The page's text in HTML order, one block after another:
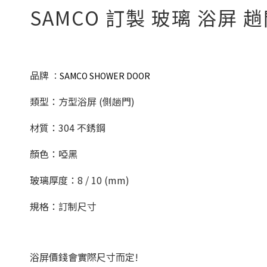
SAMCO 訂製 玻璃 浴屏
品牌 ： SAMCO SHOWER DOOR
類型：方型浴屏 (側趟門)
材質：304 不銹鋼
顏色：啞黑
玻璃厚度：8 / 10 (mm)
規格：訂制尺寸
浴屏價錢會實際尺寸而定!